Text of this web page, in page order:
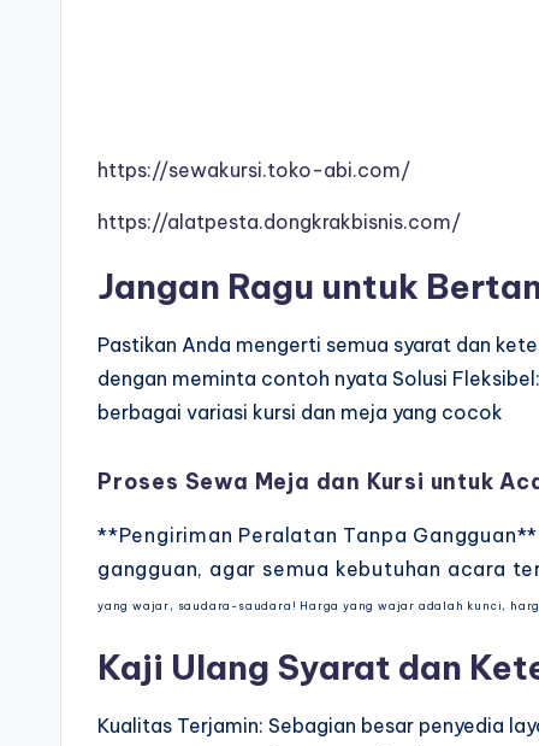
https://sewakursi.toko-abi.com/
https://alatpesta.dongkrakbisnis.com/
Jangan Ragu untuk
Pastikan Anda mengerti semua syarat dan
dengan meminta contoh nyata Solusi
berbagai variasi kursi dan meja yang cocok
Proses Sewa Meja dan Kursi untuk
**Pengiriman Peralatan Tanpa
gangguan, agar semua kebutuhan acara
yang wajar, saudara-saudara! Harga yang wajar adalah kunci,
Kaji Ulang Syarat dan
Kualitas Terjamin: Sebagian besar penyedia